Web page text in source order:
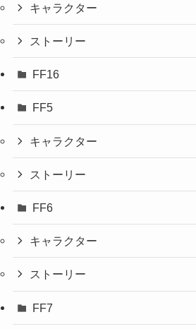
キャラクター
ストーリー
FF16
FF5
キャラクター
ストーリー
FF6
キャラクター
ストーリー
FF7